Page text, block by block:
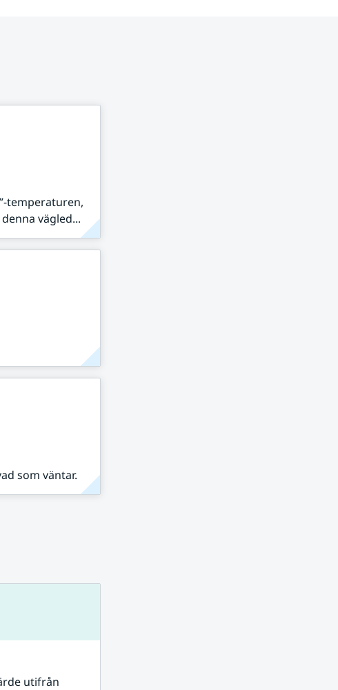
temperaturen,
vägled...
som väntar.
utifrån